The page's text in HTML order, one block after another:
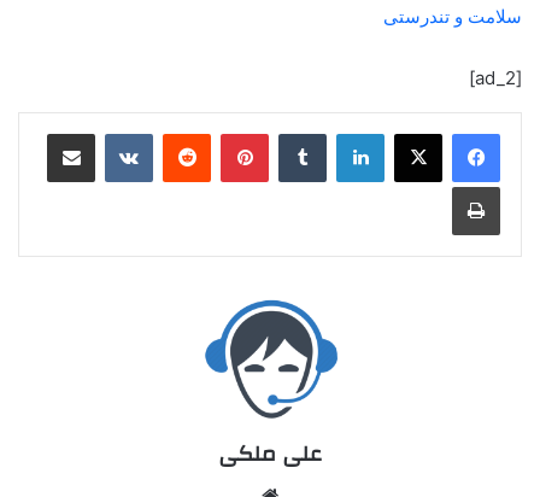
سلامت و تندرستی
[ad_2]
علی ملکی